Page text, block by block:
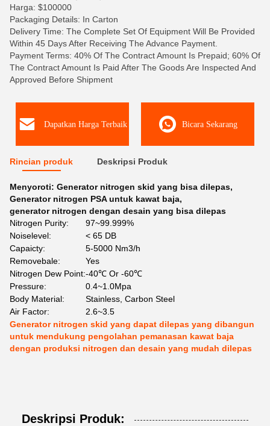
Harga: $100000
Packaging Details: In Carton
Delivery Time: The Complete Set Of Equipment Will Be Provided
Within 45 Days After Receiving The Advance Payment.
Payment Terms: 40% Of The Contract Amount Is Prepaid; 60% Of
The Contract Amount Is Paid After The Goods Are Inspected And
Approved Before Shipment
Dapatkan Harga Terbaik Bicara Sekarang
Rincian produk Deskripsi Produk
Menyoroti: Generator nitrogen skid yang bisa dilepas,
Generator nitrogen PSA untuk kawat baja,
generator nitrogen dengan desain yang bisa dilepas
Nitrogen Purity:
97~99.999%
Noiselevel:
< 65 DB
Capaicty:
5-5000 Nm3/h
Removebale:
Yes
Nitrogen Dew Point:-40℃ Or -60℃
Pressure:
0.4~1.0Mpa
Body Material:
Stainless, Carbon Steel
Air Factor:
2.6~3.5
Generator nitrogen skid yang dapat dilepas yang dibangun
untuk mendukung pengolahan pemanasan kawat baja
dengan produksi nitrogen dan desain yang mudah dilepas
Deskripsi Produk: